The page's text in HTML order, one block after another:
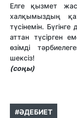
Елге қызмет
халқымыздың
түсінемін.
аттан түсірген
өзімді
шексіз!
(соңы)
#ӘДЕБИЕТ